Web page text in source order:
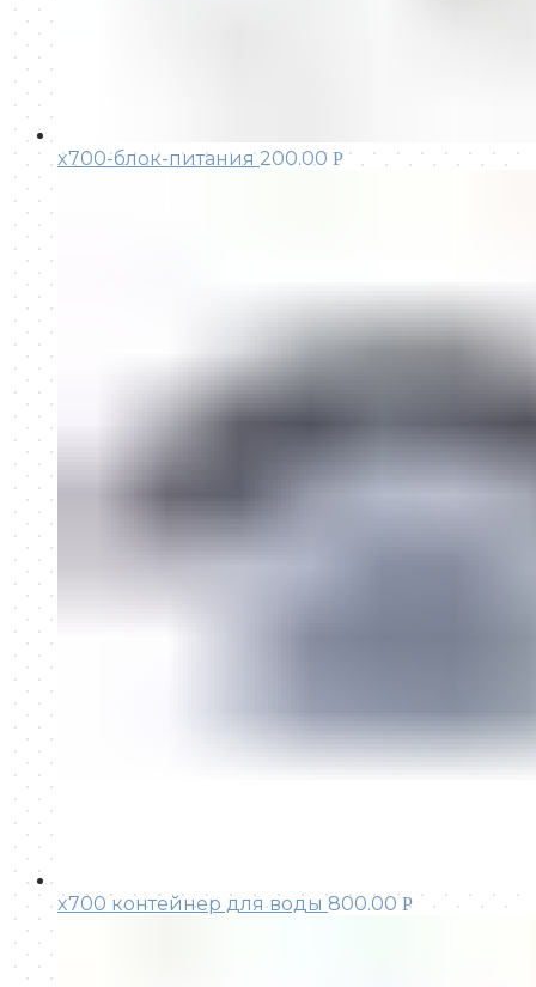
x700-блок-питания 200.00 Р
x700 контейнер для воды 800.00 Р